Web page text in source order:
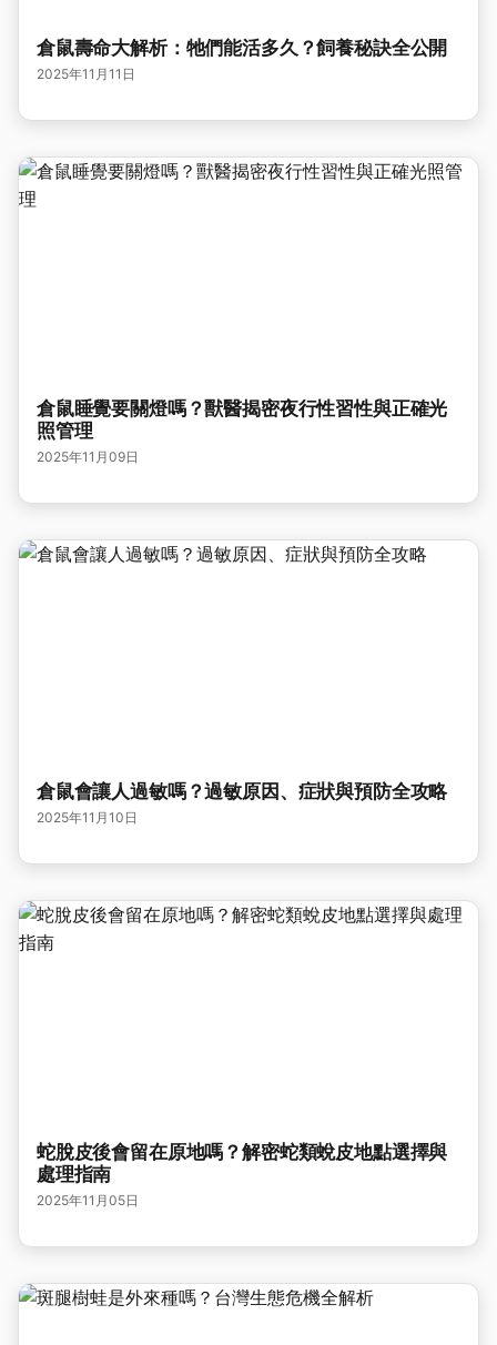
倉鼠壽命大解析：牠們能活多久？飼養秘訣全公開
2025年11月11日
倉鼠睡覺要關燈嗎？獸醫揭密夜行性習性與正確光
照管理
2025年11月09日
倉鼠會讓人過敏嗎？過敏原因、症狀與預防全攻略
2025年11月10日
蛇脫皮後會留在原地嗎？解密蛇類蛻皮地點選擇與
處理指南
2025年11月05日